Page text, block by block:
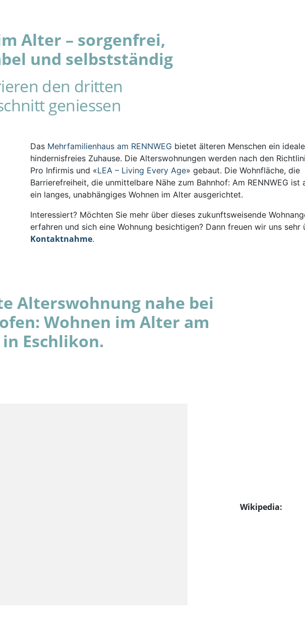
Alter – sorgenfrei,
und selbstständig
den dritten
geniessen
Das Mehrfamilienhaus am RENNWEG bietet älteren Menschen ein
hindernisfreies Zuhause. Die Alterswohnungen werden nach den
Pro Infirmis und «LEA – Living Every Age» gebaut. Die Wohnfläche, die
Barrierefreiheit, die unmittelbare Nähe zum Bahnhof: Am RENNWEG ist
ein langes, unabhängiges Wohnen im Alter ausgerichtet.
Interessiert? Möchten Sie mehr über dieses zukunftsweisende
erfahren und sich eine Wohnung besichtigen? Dann freuen wir uns sehr
Kontaktnahme.
Alterswohnung nahe bei
Wohnen im Alter am
Eschlikon.
Wikipedia: